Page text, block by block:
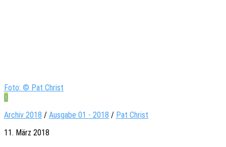
Foto: © Pat Christ
0
Archiv 2018 / Ausgabe 01 - 2018 / Pat Christ
11. März 2018